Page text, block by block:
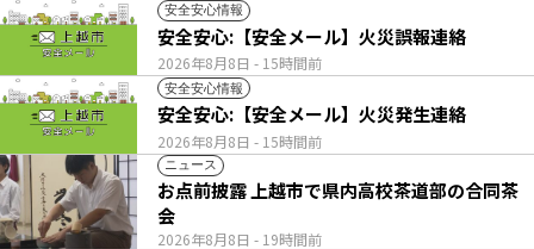
安全安心情報
2026年8月8日 - 15時間前
安全安心:【安全メール】火災誤報連絡
安全安心情報
2026年8月8日 - 15時間前
安全安心:【安全メール】火災発生連絡
ニュース
2026年8月8日 - 19時間前
お点前披露 上越市で県内高校茶道部の合同茶
会